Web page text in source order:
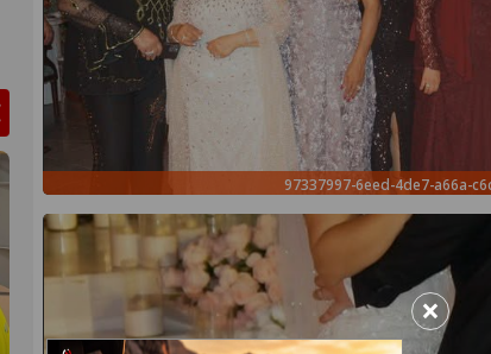
97337997-6eed-4de7-a66a-
×